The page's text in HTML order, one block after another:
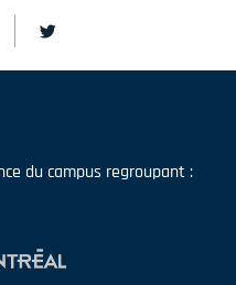
du campus regroupant :